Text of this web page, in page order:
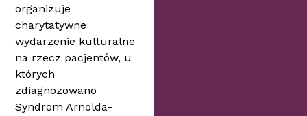
organizuje
charytatywne
wydarzenie kulturalne
na rzecz pacjentów, u
których
zdiagnozowano
Syndrom Arnolda-